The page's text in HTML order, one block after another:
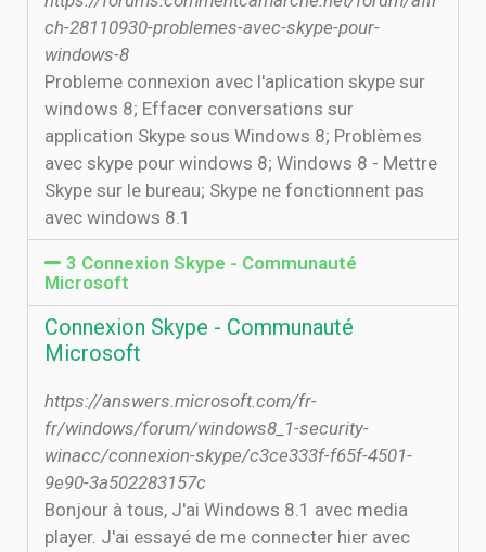
ch-28110930-problemes-avec-skype-pour-
windows-8
Probleme connexion avec l'aplication skype sur
windows 8; Effacer conversations sur
application Skype sous Windows 8; Problèmes
avec skype pour windows 8; Windows 8 - Mettre
Skype sur le bureau; Skype ne fonctionnent pas
avec windows 8.1
3 Connexion Skype - Communauté
Microsoft
Connexion Skype - Communauté
Microsoft
https://answers.microsoft.com/fr-
fr/windows/forum/windows8_1-security-
winacc/connexion-skype/c3ce333f-f65f-4501-
9e90-3a502283157c
Bonjour à tous, J'ai Windows 8.1 avec media
player. J'ai essayé de me connecter hier avec